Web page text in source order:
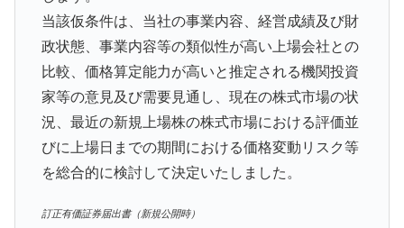
当該仮条件は、当社の事業内容、経営成績及び財
政状態、事業内容等の類似性が高い上場会社との
比較、価格算定能力が高いと推定される機関投資
家等の意見及び需要見通し、現在の株式市場の状
況、最近の新規上場株の株式市場における評価並
びに上場日までの期間における価格変動リスク等
を総合的に検討して決定いたしました。
訂正有価証券届出書（新規公開時）